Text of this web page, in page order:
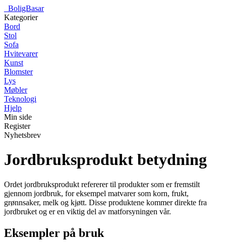
BoligBasar
Kategorier
Bord
Stol
Sofa
Hvitevarer
Kunst
Blomster
Lys
Møbler
Teknologi
Hjelp
Min side
Register
Nyhetsbrev
Jordbruksprodukt betydning
Ordet jordbruksprodukt refererer til produkter som er fremstilt
gjennom jordbruk, for eksempel matvarer som korn, frukt,
grønnsaker, melk og kjøtt. Disse produktene kommer direkte fra
jordbruket og er en viktig del av matforsyningen vår.
Eksempler på bruk